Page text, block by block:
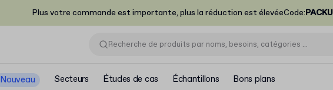
Plus votre commande est importante, plus la réduction est élevéeCode:
Nouveau Secteurs Études de cas Échantillons Bons plans